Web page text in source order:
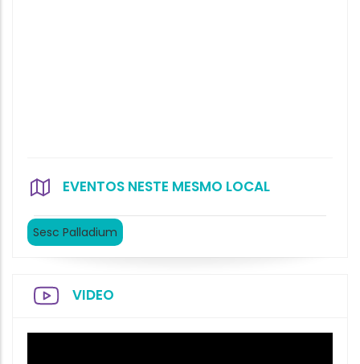
EVENTOS NESTE MESMO LOCAL
Sesc Palladium
VIDEO